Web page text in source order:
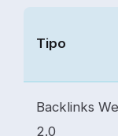
Tipo
Backlinks
2.0